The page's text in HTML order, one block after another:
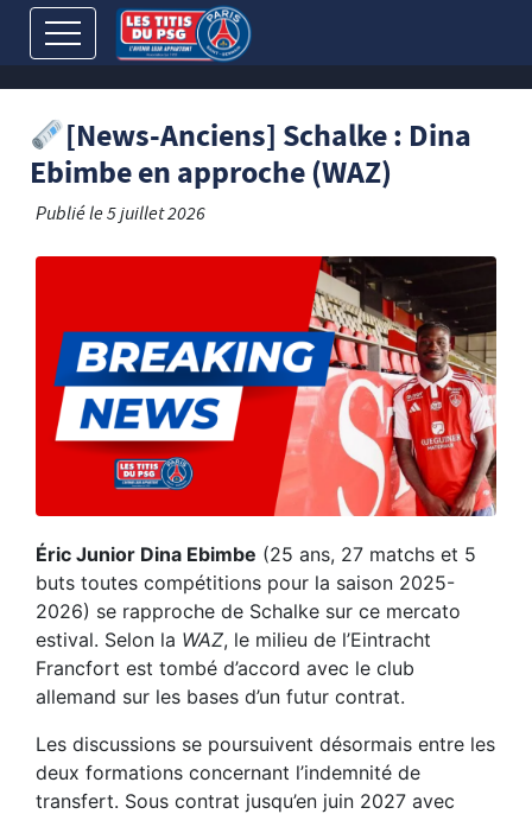
[News-Anciens] Schalke : Dina
Ebimbe en approche (WAZ)
Publié le5 juillet 2026
Éric Junior Dina Ebimbe (25 ans, 27 matchs et 5
buts toutes compétitions pour la saison 2025-
2026) se rapproche de Schalke sur ce mercato
estival. Selon la WAZ, le milieu de l’Eintracht
Francfort est tombé d’accord avec le club
allemand sur les bases d’un futur contrat.
Les discussions se poursuivent désormais entre les
deux formations concernant l’indemnité de
transfert. Sous contrat jusqu’en juin 2027 avec